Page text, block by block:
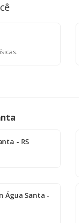
- RS
Água Santa -